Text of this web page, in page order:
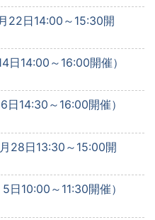
22日14:00～15:30開
日14:00～16:00開催）
14:30～16:00開催）
28日13:30～15:00開
10:00～11:30開催）